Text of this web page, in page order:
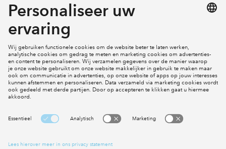
Mijn profiel
Social Media
Cookies